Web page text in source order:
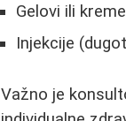
Gelovi ili kreme
Injekcije
Važno je